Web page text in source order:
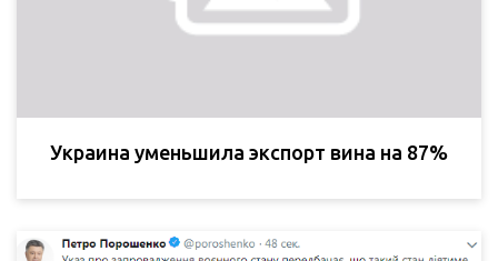
Украина уменьшила экспорт вина на 87%